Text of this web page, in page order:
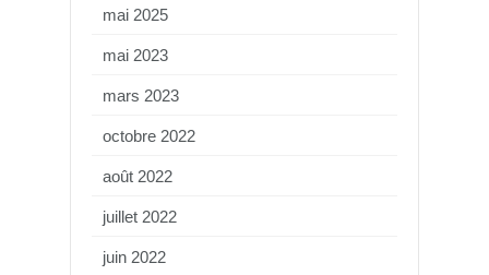
mai 2025
mai 2023
mars 2023
octobre 2022
août 2022
juillet 2022
juin 2022